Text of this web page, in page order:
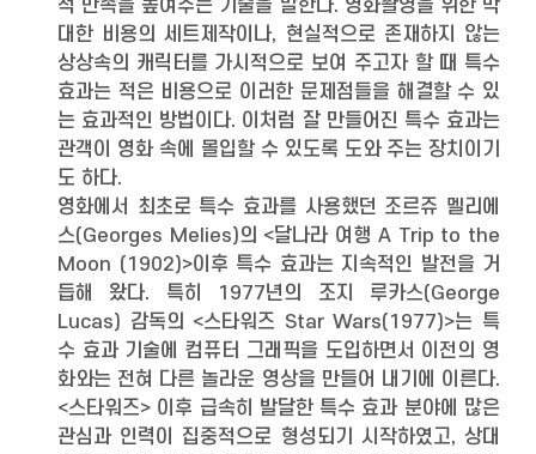
적 만족을 높여주는 기술을 말한다. 영화촬영을 위한 막
대한 비용의 세트제작이나, 현실적으로 존재하지 않는
상상속의 캐릭터를 가시적으로 보여 주고자 할 때 특수
효과는 적은 비용으로 이러한 문제점들을 해결할 수 있
는 효과적인 방법이다. 이처럼 잘 만들어진 특수 효과는
관객이 영화 속에 몰입할 수 있도록 도와 주는 장치이기
도 하다.
영화에서 최초로 특수 효과를 사용했던 조르쥬 멜리에
스(Georges Melies)의 <달나라 여행 A Trip to the
Moon (1902)>이후 특수 효과는 지속적인 발전을 거
듭해 왔다. 특히 1977년의 조지 루카스(George
Lucas) 감독의 <스타워즈 Star Wars(1977)>는 특
수 효과 기술에 컴퓨터 그래픽을 도입하면서 이전의 영
화와는 전혀 다른 놀라운 영상을 만들어 내기에 이른다.
<스타워즈> 이후 급속히 발달한 특수 효과 분야에 많은
관심과 인력이 집중적으로 형성되기 시작하였고, 상대